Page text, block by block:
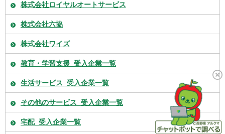
株式会社ロイヤルオートサービス
株式会社六協
株式会社ワイズ
教育・学習支援_受入企業一覧
生活サービス_受入企業一覧
その他のサービス_受入企業一覧
宅配_受入企業一覧